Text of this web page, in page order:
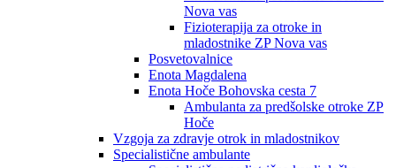
Nova vas
Fizioterapija za otroke in
mladostnike ZP Nova vas
Posvetovalnice
Enota Magdalena
Enota Hoče Bohovska cesta 7
Ambulanta za predšolske otroke ZP
Hoče
Vzgoja za zdravje otrok in mladostnikov
Specialistične ambulante